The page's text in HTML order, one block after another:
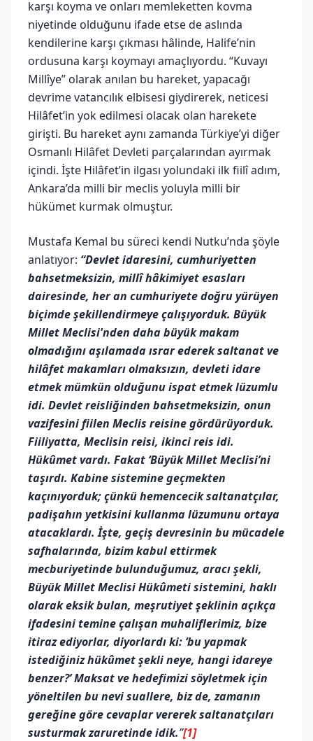
karşı koyma ve onları memleketten kovma
niyetinde olduğunu ifade etse de aslında
kendilerine karşı çıkması hâlinde, Halife’nin
ordusuna karşı koymayı amaçlıyordu. “Kuvayı
Millîye” olarak anılan bu hareket, yapacağı
devrime vatancılık elbisesi giydirerek, neticesi
Hilâfet’in yok edilmesi olacak olan harekete
girişti. Bu hareket aynı zamanda Türkiye’yi diğer
Osmanlı Hilâfet Devleti parçalarından ayırmak
içindi. İşte Hilâfet’in ilgası yolundaki ilk fiilî adım,
Ankara’da milli bir meclis yoluyla milli bir
hükümet kurmak olmuştur.
Mustafa Kemal bu süreci kendi Nutku’nda şöyle
anlatıyor: “Devlet idaresini, cumhuriyetten
bahsetmeksizin, millî hâkimiyet esasları
dairesinde, her an cumhuriyete doğru yürüyen
biçimde şekillendirmeye çalışıyorduk. Büyük
Millet Meclisi'nden daha büyük makam
olmadığını aşılamada ısrar ederek saltanat ve
hilâfet makamları olmaksızın, devleti idare
etmek mümkün olduğunu ispat etmek lüzumlu
idi. Devlet reisliğinden bahsetmeksizin, onun
vazifesini fiilen Meclis reisine gördürüyorduk.
Fiiliyatta, Meclisin reisi, ikinci reis idi.
Hükûmet vardı. Fakat ‘Büyük Millet Meclisi’ni
taşırdı. Kabine sistemine geçmekten
kaçınıyorduk; çünkü hemencecik saltanatçılar,
padişahın yetkisini kullanma lüzumunu ortaya
atacaklardı. İşte, geçiş devresinin bu mücadele
safhalarında, bizim kabul ettirmek
mecburiyetinde bulunduğumuz, aracı şekli,
Büyük Millet Meclisi Hükûmeti sistemini, haklı
olarak eksik bulan, meşrutiyet şeklinin açıkça
ifadesini temine çalışan muhaliflerimiz, bize
itiraz ediyorlar, diyorlardı ki: ‘bu yapmak
istediğiniz hükûmet şekli neye, hangi idareye
benzer?’ Maksat ve hedefimizi söyletmek için
yöneltilen bu nevi suallere, biz de, zamanın
gereğine göre cevaplar vererek saltanatçıları
susturmak zaruretinde idik.”[1]